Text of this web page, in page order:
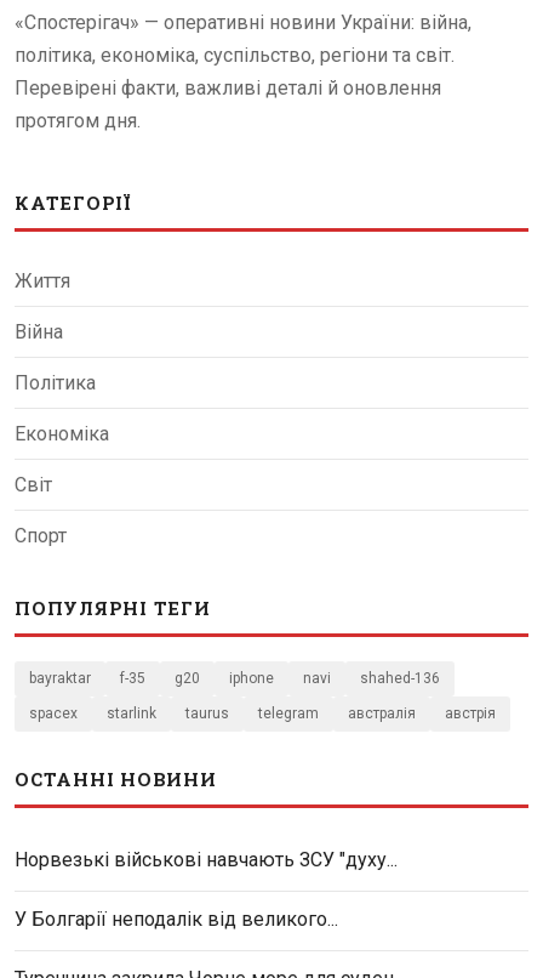
«Спостерігач» — оперативні новини України: війна,
політика, економіка, суспільство, регіони та світ.
Перевірені факти, важливі деталі й оновлення
протягом дня.
КАТЕГОРІЇ
Життя
Війна
Політика
Економіка
Світ
Спорт
ПОПУЛЯРНІ ТЕГИ
bayraktar f-35 g20 iphone navi shahed-136
spacex starlink taurus telegram австралія австрія
ОСТАННІ НОВИНИ
Норвезькі військові навчають ЗСУ "духу...
У Болгарії неподалік від великого...